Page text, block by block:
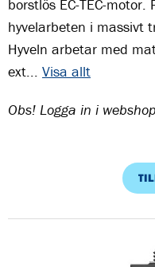
borstlös EC-TEC-
hyvelarbeten i massivt
Hyveln arbetar med
ext... Visa allt
Obs! Logga in i